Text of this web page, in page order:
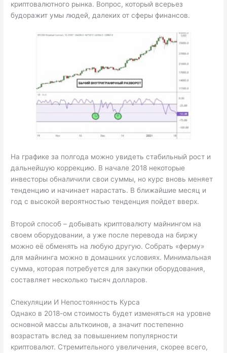
криптовалютного рынка. Вопрос, который всерьез
будоражит умы людей, далеких от сферы финансов.
На графике за полгода можно увидеть стабильный рост и
дальнейшую коррекцию. В начале 2018 некоторые
инвесторы обналичили свои суммы, но курс вновь меняет
тенденцию и начинает нарастать. В ближайшие месяц и
год с высокой вероятностью тенденция пойдет вверх.
Второй способ – добывать криптовалюту майнингом на
своем оборудовании, а уже после перевода на биржу
можно её обменять на любую другую. Собрать «ферму»
для майнинга можно в домашних условиях. Минимальная
сумма, которая потребуется для закупки оборудования,
составляет несколько тысяч долларов.
Спекуляции И Непостоянность Курса
Однако в 2018-ом стоимость будет изменяться на уровне
основной массы альткоинов, а значит постепенно
возрастать вслед за повышением популярности
криптовалют. Стремительного увеличения, скорее всего,